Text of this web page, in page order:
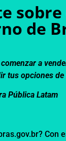
de
a
tus opciones de
Pública Latam